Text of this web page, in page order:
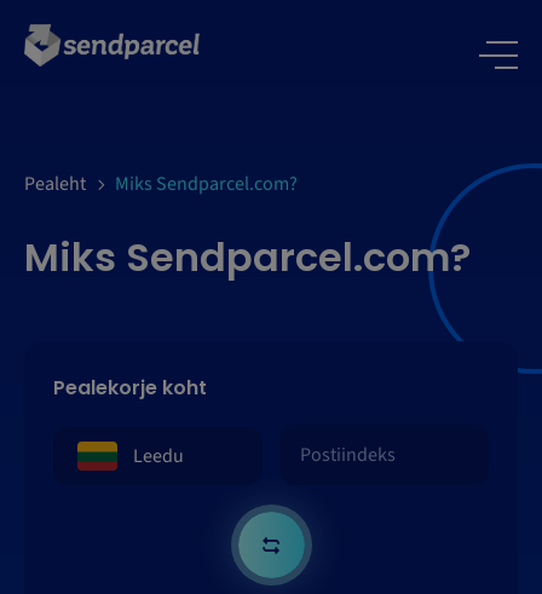
Pealeht Miks Sendparcel.com?
Miks Sendparcel.com?
Pealekorje koht